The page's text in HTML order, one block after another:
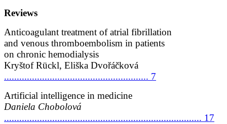
Reviews
Anticoagulant treatment of atrial fibrillation
and venous thromboembolism in patients
on chronic hemodialysis
Kryštof Rückl, Eliška Dvořáčková
......................................................... 7
Artificial intelligence in medicine
Daniela Chobolová
.............................................................................. 17